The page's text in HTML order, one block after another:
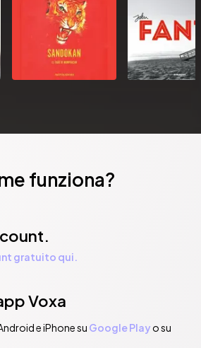
funziona?
gratuito qui.
Voxa
e iPhone su Google Playo su